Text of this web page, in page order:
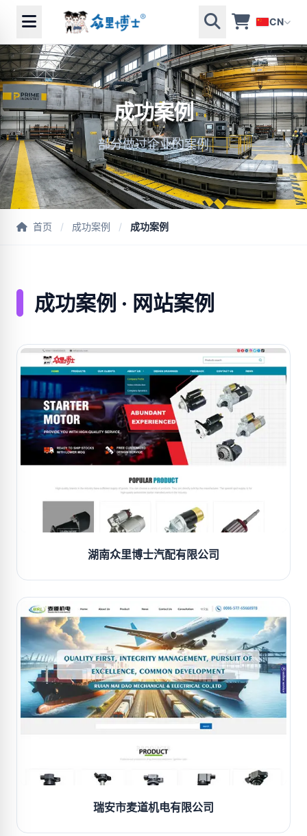
CN
成功案例
部分做过企业的案例
首页 / 成功案例 / 成功案例
成功案例 · 网站案例
湖南众里博士汽配有限公司
瑞安市麦道机电有限公司